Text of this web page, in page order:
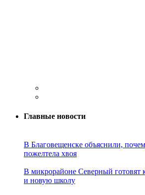
Главные новости
В Благовещенске объяснили,
пожелтела хвоя
В микрорайоне Северный готовят
и новую школу